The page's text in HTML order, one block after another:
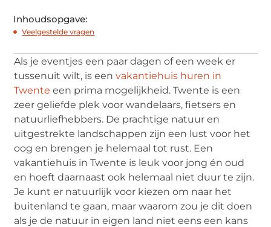
Inhoudsopgave:
Veelgestelde vragen
Als je eventjes een paar dagen of een week er
tussenuit wilt, is een vakantiehuis huren in
Twente een prima mogelijkheid. Twente is een
zeer geliefde plek voor wandelaars, fietsers en
natuurliefhebbers. De prachtige natuur en
uitgestrekte landschappen zijn een lust voor het
oog en brengen je helemaal tot rust. Een
vakantiehuis in Twente is leuk voor jong én oud
en hoeft daarnaast ook helemaal niet duur te zijn.
Je kunt er natuurlijk voor kiezen om naar het
buitenland te gaan, maar waarom zou je dit doen
als je de natuur in eigen land niet eens een kans